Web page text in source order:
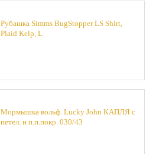
Рубашка Simms BugStopper LS Shirt,
Plaid Kelp, L
Мормышка вольф. Lucky John КАПЛЯ с
петел. и п.п.покр. 030/43